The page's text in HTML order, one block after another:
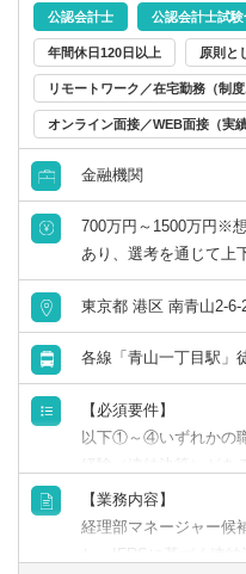
◆入社5年目以降（年収
・担当顧問25～35件前
件前後。
・オフィスの拠点長や
当。もしくは複雑案件
スト」や「スタープレ
・年商10億円超の企業
応。
・組織再編や事業承継
業務をチームの主担当
時間分の固定残業代
「500,000円以上（基
残業代130,000円を含
件／年間顧問売上
ィブ月額26.5万円）
1,390万円／28歳／入
／年間顧問売上3,000
46万円+管理職手当月額
／年間顧問売上3,700
※担当件数が多い方は
く、顧問料も高くなる
＜顧問先の割り振り＞
本人の希望や、経験年
す。「無理に受けさせ
でご安心ください。
（1）担当を持ち、顧
（2）担当顧問先数が
ー」、資産税案件(相続
ャリスト」などのキャ
（4）本人の希望があ
利益からレベニューシ
＜勤続年数に応じた業
◆入社1年目（年収700
公認会計士 公認会計士試験
年間休日120日以上 原則と
リモートワーク／在宅勤務（制度
オンライン面接／WEB面接（実績
金融機関
700万円～1500万円※
あり、選考を通じて上
東京都 港区 南青山2-
各線「青山一丁目駅」
【必須要件】
以下①～④いずれかの
①事業会社または金融
②監査法人での監査業
【業務内容】
経理部マネージャー候
し、IFRSに基づく連